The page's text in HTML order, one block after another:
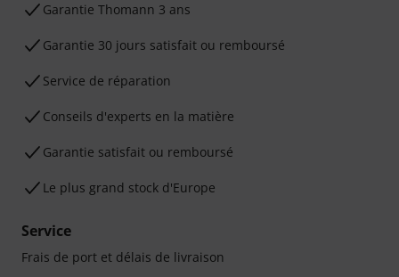
Ga­ran­tie Thomann 3 ans
Garantie 30 jours satisfait ou remboursé
Service de réparation
Conseils d'experts en la matière
Garantie satisfait ou remboursé
Le plus grand stock d'Europe
Service
Frais de port et délais de livraison